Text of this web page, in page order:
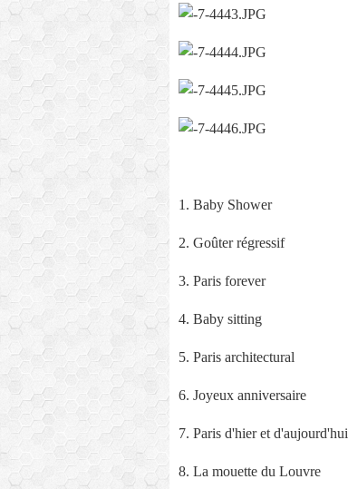
1. Baby Shower
2. Goûter régressif
3. Paris forever
4. Baby sitting
5. Paris architectural
6. Joyeux anniversaire
7. Paris d'hier et d'aujourd'hui
8. La mouette du Louvre